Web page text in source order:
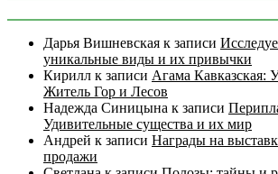
Дарья Вишневская к записи
уникальные виды и их привычки
Кирилл к записи Агама Кавказская:
Житель Гор и Лесов
Надежда Синицына к записи
Удивительные существа и их мир
Андрей к записи Награды на
продажи